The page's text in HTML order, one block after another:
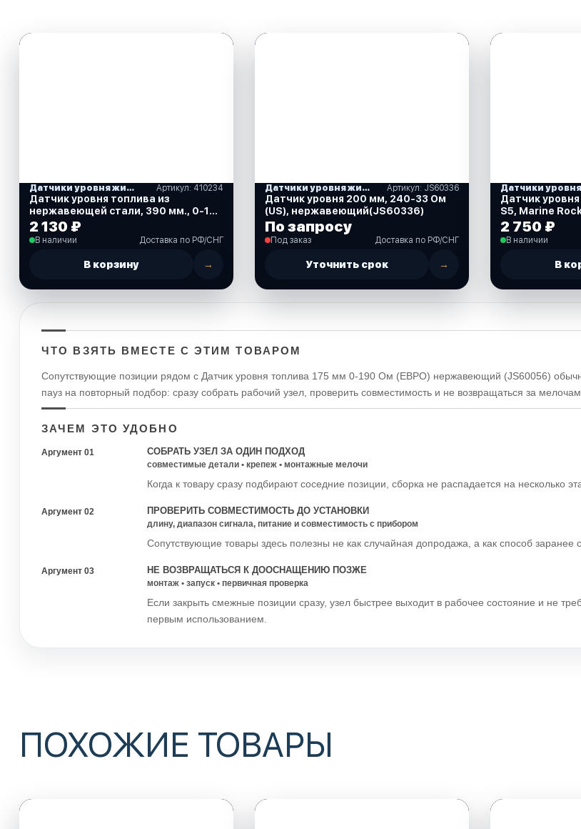
Датчики уровня жидкости Артикул: 410234
Датчик уровня топлива из
нержавеющей стали, 390 мм., 0-190
Ом. (410234)
2 130 ₽
В наличии Доставка по РФ/СНГ
В корзину →
Датчики уровня жидкости Артикул: JS60336
Датчик уровня 200 мм, 240-33 Ом
(US), нержавеющий(JS60336)
По запросу
Под заказ Доставка по РФ/СНГ
Уточнить срок →
Датчик
S5, Marine
2 750 ₽
В наличии
В
ЧТО ВЗЯТЬ ВМЕСТЕ С ЭТИМ ТОВАРОМ
Сопутствующие позиции рядом с Датчик уровня топлива 175 мм 0-190 Ом (ЕВРО) нержавеющий (JS60056)
пауз на повторный подбор: сразу собрать рабочий узел, проверить совместимость и не возвращаться за
ЗАЧЕМ ЭТО УДОБНО
Аргумент 01 СОБРАТЬ УЗЕЛ ЗА ОДИН ПОДХОД
совместимые детали • крепеж • монтажные мелочи
Когда к товару сразу подбирают соседние позиции, сборка не распадается на несколько
Аргумент 02 ПРОВЕРИТЬ СОВМЕСТИМОСТЬ ДО УСТАНОВКИ
длину, диапазон сигнала, питание и совместимость с прибором
Сопутствующие товары здесь полезны не как случайная допродажа, а как способ
Аргумент 03 НЕ ВОЗВРАЩАТЬСЯ К ДООСНАЩЕНИЮ ПОЗЖЕ
монтаж • запуск • первичная проверка
Если закрыть смежные позиции сразу, узел быстрее выходит в рабочее состояние и не
первым использованием.
ПОХОЖИЕ ТОВАРЫ